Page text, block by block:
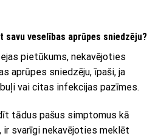
savu veselības aprūpes sniedzēju?
pietūkums, nekavējoties
aprūpes sniedzēju, īpaši, ja
vai citas infekcijas pazīmes.
tādus pašus simptomus kā
svarīgi nekavējoties meklēt